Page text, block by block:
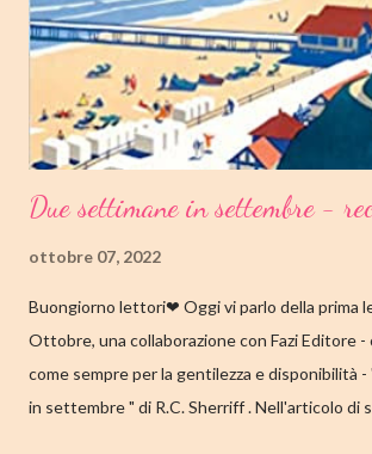
abbandonare la scuola molto presto, a
primi passi nel mondo del lavoro. Indossato il
infilato il ...
Due settimane in settembre -
ottobre 07, 2022
Buongiorno lettori❤ Oggi vi parlo della prima
Ottobre, una collaborazione con Fazi Editore -
come sempre per la gentilezza e disponibilità
in settembre " di R.C. Sherriff . Nell'articolo di